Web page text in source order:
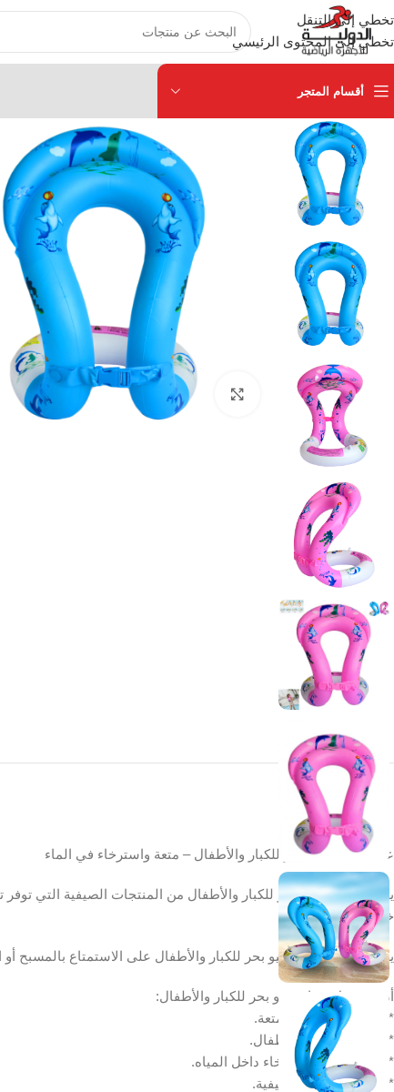
تخطي إلى التنقل
تخطي إلى المحتوى الرئيسي
أقسام المتجر
انقر للتكبير
عجل سباحة نيو بحر للكبار والأطفال – متعة واسترخاء في الماء
يعتبر عجل سباحة نيو للكبار والأطفال من المنتجات الصيفية التي
خلال فصل الصيف.
يساعد عجل سباحة نيو بحر للكبار والأطفال على الاستمتاع بالمسبح
أهمية عجل سباحة نيو بحر للكبار والأطفال:
* يوفر تجربة مائية ممتعة.
* مناسب للكبار والأطفال.
* يساعد على الاسترخاء داخل المياه.
* مثالي للرحلات الصيفية.